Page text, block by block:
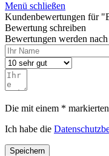
Menü schließen
Kundenbewertungen für
Bewertung schreiben
Bewertungen werden
Die mit einem *
Ich habe die
Speichern